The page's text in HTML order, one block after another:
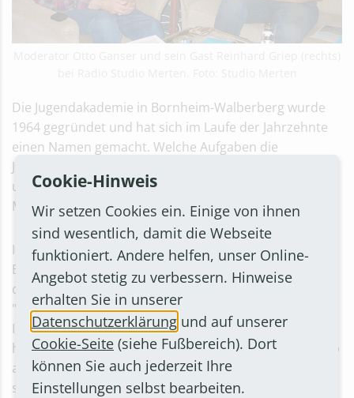
Die Jugendakademie in Bornheim-Walberberg wurde
1964 gegründet und hat sich im Laufe der Jahrzehnte
einen Namen gemacht. Welche Aufgaben die
Jugendakademie hat und leistet, erfahren Hörerinnen
und Hörer in der nächsten Sendung des Radio Studio
Merten.
Im Gespräch mit Moderator Otto Ganser zieht
Einrichtungsleiter Reinhard Griep, der dieses Jahr in
den Ruhestand geht, ein Fazit. In seinen Augen
"beinhaltet die Jugendarbeit nicht nur pädagogische
Inhalte, sondern auch Nachhaltigkeit, was in der
heutigen Zeit besonders wichtig ist." So berichtet Griep
auch, was aktuell in der Jugendbildungsstätte
stattfindet.
Cookie-Hinweis
Wir setzen Cookies ein. Einige von ihnen
sind wesentlich, damit die Webseite
funktioniert. Andere helfen, unser Online-
Angebot stetig zu verbessern. Hinweise
erhalten Sie in unserer
Datenschutzerklärung und auf unserer
Cookie-Seite (siehe Fußbereich). Dort
können Sie auch jederzeit Ihre
Einstellungen selbst bearbeiten.